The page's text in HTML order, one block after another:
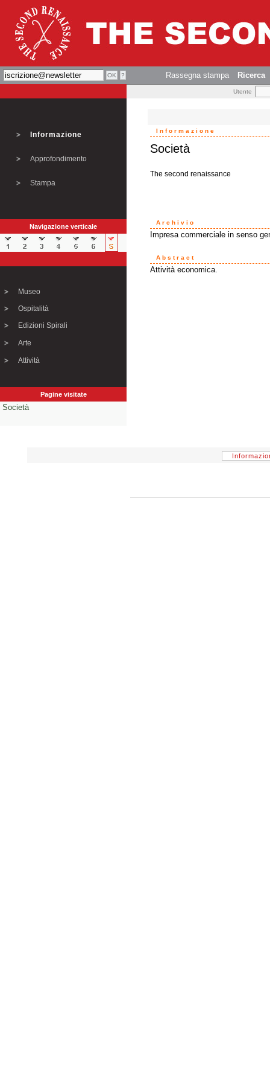
Rassegna stampa Ricerca
Utente
Informazione
Approfondimento
Stampa
Navigazione verticale
Museo
Ospitalità
Edizioni Spirali
Arte
Attività
Pagine visitate
Società
Informazione
Società
The second renaissance
Archivio
Impresa commerciale in senso
Abstract
Attività economica.